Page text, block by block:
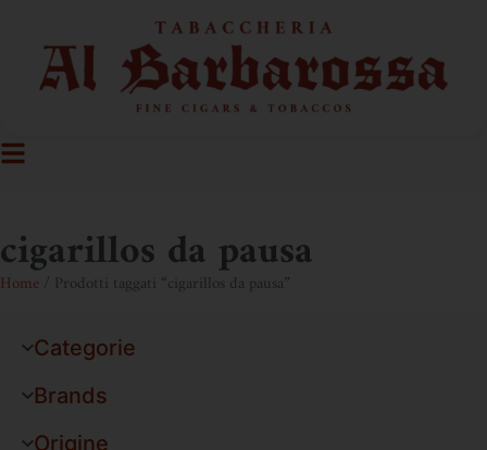
cigarillos da pausa
Home / Prodotti taggati “cigarillos da pausa”
Categorie
Brands
Origine